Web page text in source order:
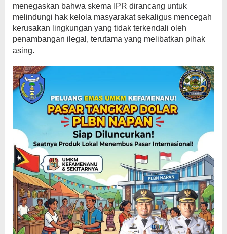
menegaskan bahwa skema IPR dirancang untuk
melindungi hak kelola masyarakat sekaligus mencegah
kerusakan lingkungan yang tidak terkendali oleh
penambangan ilegal, terutama yang melibatkan pihak
asing.